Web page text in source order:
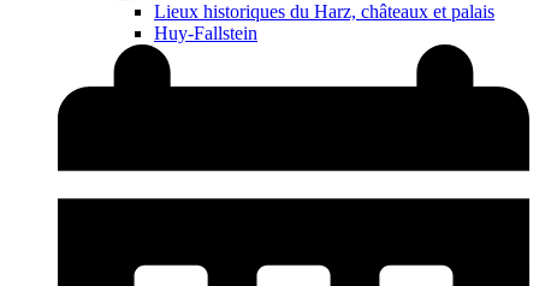
Lieux historiques du Harz, châteaux et palais
Huy-Fallstein